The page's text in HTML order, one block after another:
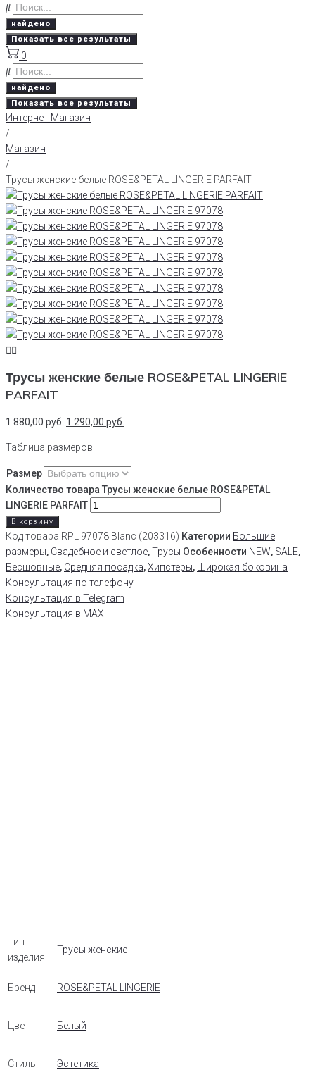
найдено
Показать все результаты
0
найдено
Показать все результаты
Интернет Магазин
/
Магазин
/
Трусы женские белые ROSE&PETAL LINGERIE PARFAIT
Трусы женские белые ROSE&PETAL LINGERIE
PARFAIT
1 880,00руб. 1 290,00 руб.
Таблица размеров
Размер
Количество товара Трусы женские белые ROSE&PETAL
LINGERIE PARFAIT
В корзину
Код товара RPL 97078 Blanc (203316) Категории Большие
размеры, Свадебное и светлое,Трусы Особенности NEW, SALE,
Бесшовные, Средняя посадка,Хипстеры,
Широкая боковина
Консультация по телефону
Консультация в Telegram
Консультация в MAX
Тип
изделия
Трусы женские
Бренд ROSE&PETAL LINGERIE
Цвет Белый
Стиль Эстетика